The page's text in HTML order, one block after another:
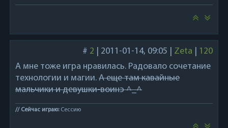
# 2 2011-01-14, 09:05 Zeta
120
А мне тоже игра нравилась. Радовало сочетание
технологии и магии.А еще там кавайные
мальчики и девушки-воинэ ^_^
// Сейчас играю:Сессию